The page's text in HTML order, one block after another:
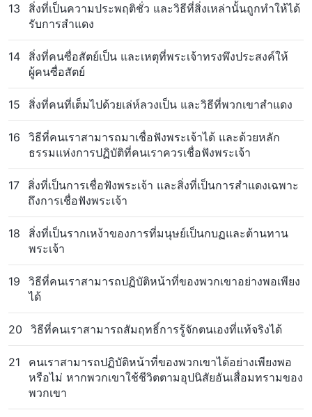
13
สิ่งที่เป็นความประพฤติชั่ว และวิธีที่สิ่งเหล่านั้นถูกทำให้ได้
รับการสำแดง
14
สิ่งที่คนซื่อสัตย์เป็น และเหตุที่พระเจ้าทรงพึงประสงค์ให้
ผู้คนซื่อสัตย์
15 สิ่งที่คนที่เต็มไปด้วยเล่ห์ลวงเป็น และวิธีที่พวกเขาสำแดง
16
วิธีที่คนเราสามารถมาเชื่อฟังพระเจ้าได้ และด้วยหลัก
ธรรมแห่งการปฏิบัติที่คนเราควรเชื่อฟังพระเจ้า
17
สิ่งที่เป็นการเชื่อฟังพระเจ้า และสิ่งที่เป็นการสำแดงเฉพาะ
ถึงการเชื่อฟังพระเจ้า
18
สิ่งที่เป็นรากเหง้าของการที่มนุษย์เป็นกบฏและต้านทาน
พระเจ้า
19
วิธีที่คนเราสามารถปฏิบัติหน้าที่ของพวกเขาอย่างพอเพียง
ได้
20 วิธีที่คนเราสามารถสัมฤทธิ์การรู้จักตนเองที่แท้จริงได้
21
คนเราสามารถปฏิบัติหน้าที่ของพวกเขาได้อย่างเพียงพอ
หรือไม่ หากพวกเขาใช้ชีวิตตามอุปนิสัยอันเสื่อมทรามของ
พวกเขา